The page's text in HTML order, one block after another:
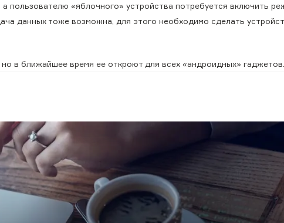
пользователю «яблочного» устройства потребуется включить
данных тоже возможна, для этого необходимо сделать
в ближайшее время ее откроют для всех «андроидных» гаджетов.